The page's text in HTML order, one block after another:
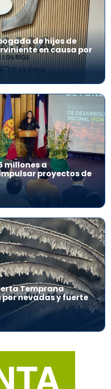
de hijos de
en causa por
millones a
proyectos de
Temprana
por nevadas y fuerte